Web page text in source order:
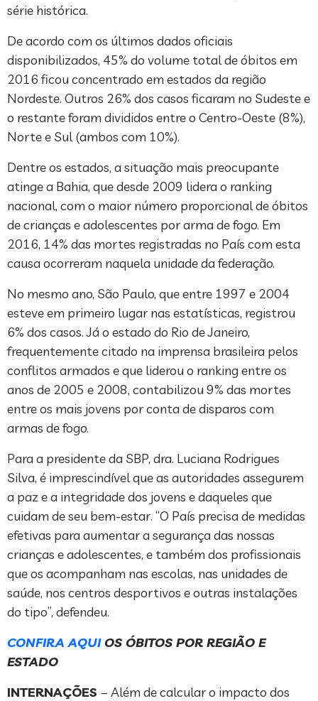
série histórica.
De acordo com os últimos dados oficiais
disponibilizados, 45% do volume total de óbitos em
2016 ficou concentrado em estados da região
Nordeste. Outros 26% dos casos ficaram no Sudeste e
o restante foram divididos entre o Centro-Oeste (8%),
Norte e Sul (ambos com 10%).
Dentre os estados, a situação mais preocupante
atinge a Bahia, que desde 2009 lidera o ranking
nacional, com o maior número proporcional de óbitos
de crianças e adolescentes por arma de fogo. Em
2016, 14% das mortes registradas no País com esta
causa ocorreram naquela unidade da federação.
No mesmo ano, São Paulo, que entre 1997 e 2004
esteve em primeiro lugar nas estatísticas, registrou
6% dos casos. Já o estado do Rio de Janeiro,
frequentemente citado na imprensa brasileira pelos
conflitos armados e que liderou o ranking entre os
anos de 2005 e 2008, contabilizou 9% das mortes
entre os mais jovens por conta de disparos com
armas de fogo.
Para a presidente da SBP, dra. Luciana Rodrigues
Silva, é imprescindível que as autoridades assegurem
a paz e a integridade dos jovens e daqueles que
cuidam de seu bem-estar. “O País precisa de medidas
efetivas para aumentar a segurança das nossas
crianças e adolescentes, e também dos profissionais
que os acompanham nas escolas, nas unidades de
saúde, nos centros desportivos e outras instalações
do tipo”, defendeu.
CONFIRA AQUIOS ÓBITOS POR REGIÃO E
ESTADO
INTERNAÇÕES – Além de calcular o impacto dos